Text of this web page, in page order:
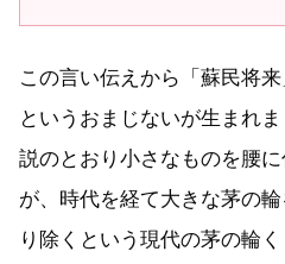
この言い伝えから「蘇民将
というおまじないが生まれ
説のとおり小さなものを腰
が、時代を経て大きな茅の
り除くという現代の茅の輪